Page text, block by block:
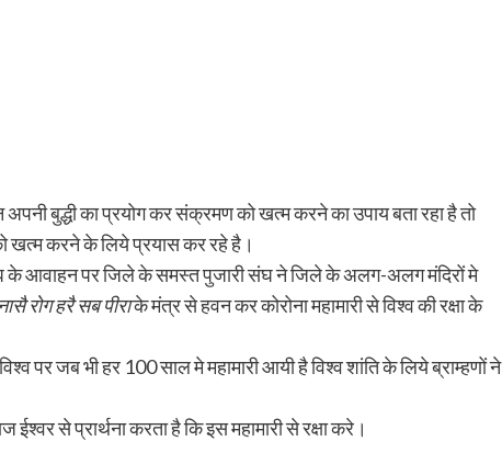
अपनी बुद्धी का प्रयोग कर संक्रमण को खत्म करने का उपाय बता रहा है तो
खत्म करने के लिये प्रयास कर रहे है।
के आवाहन पर जिले के समस्त पुजारी संघ ने जिले के अलग-अलग मंदिरों मे
नासै रोग हरै सब पीराके मंत्र से हवन कर कोरोना महामारी से विश्व की रक्षा के
पर जब भी हर 100 साल मे महामारी आयी है विश्व शांति के लिये ब्राम्हणों ने
से प्रार्थना करता है कि इस महामारी से रक्षा करे।